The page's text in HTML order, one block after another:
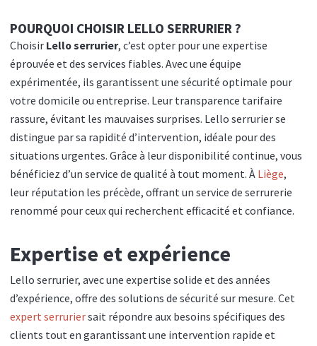
POURQUOI CHOISIR LELLO SERRURIER ?
Choisir Lello serrurier, c’est opter pour une expertise
éprouvée et des services fiables. Avec une équipe
expérimentée, ils garantissent une sécurité optimale pour
votre domicile ou entreprise. Leur transparence tarifaire
rassure, évitant les mauvaises surprises. Lello serrurier se
distingue par sa rapidité d’intervention, idéale pour des
situations urgentes. Grâce à leur disponibilité continue, vous
bénéficiez d’un service de qualité à tout moment. À Liège,
leur réputation les précède, offrant un service de serrurerie
renommé pour ceux qui recherchent efficacité et confiance.
Expertise et expérience
Lello serrurier, avec une expertise solide et des années
d’expérience, offre des solutions de sécurité sur mesure. Cet
expert serruriersait répondre aux besoins spécifiques des
clients tout en garantissant une intervention rapide et